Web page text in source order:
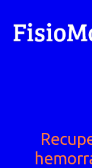
contenido